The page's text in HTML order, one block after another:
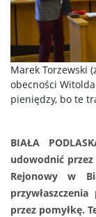
Marek Torzewski
obecności
pieniędzy, bo te
BIAŁA
udowodnić
Rejonowy w
przez pomyłkę.